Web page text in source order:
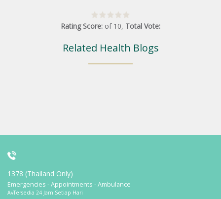
Rating Score: of 10, Total Vote:
Related Health Blogs
1378 (Thailand Only)
Emergencies - Appointments - Ambulance
AvTersedia 24 Jam Setiap Hari